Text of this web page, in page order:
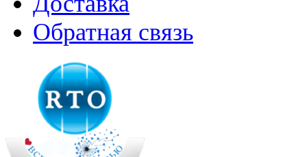
Обратная связь